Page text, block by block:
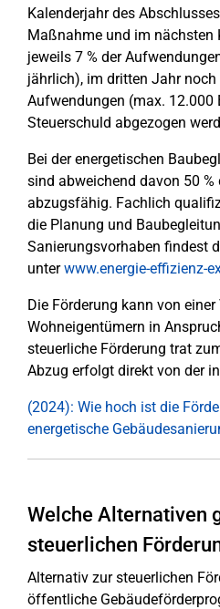
Kalenderjahr des
Maßnahme und im nächsten
jeweils 7 % der
jährlich), im dritten Jahr noch
Aufwendungen (max. 12.000
Steuerschuld abgezogen
Bei der energetischen
sind abweichend davon 50
abzugsfähig. Fachlich
die Planung und
Sanierungsvorhaben findest
unterwww.energie-effizienz-
Die Förderung kann von
Wohneigentümern in
steuerliche Förderung trat
Abzug erfolgt direkt von der
(2024): Wie hoch ist die
energetische
Welche Alternativen
steuerlichen
Alternativ zur steuerlichen
öffentliche